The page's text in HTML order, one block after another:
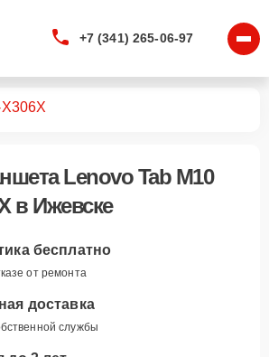
+7 (341) 265-06-97
Lenovo Tab M10
в Ижевске
бесплатно
от ремонта
доставка
службы